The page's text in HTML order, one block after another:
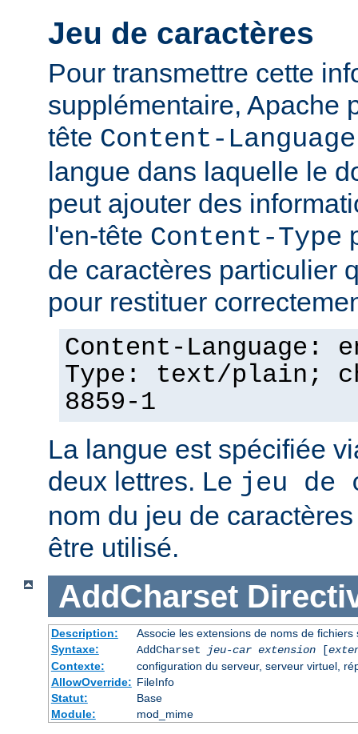
Jeu de caractères
Pour transmettre cette
supplémentaire, Apache
tête Content-Language
langue dans laquelle le
peut ajouter des
l'en-tête Content-Type
de caractères particulier
pour restituer
Content-Language:
Type: text/plain;
8859-1
La langue est spécifiée
deux lettres. Le jeu de
nom du jeu de
être utilisé.
AddCharset
Description:
Associe les extensions de noms de
Syntaxe:
AddCharset jeu-car extension[
Contexte:
configuration du serveur, serveur virtuel,
AllowOverride: FileInfo
Statut:
Base
Module:
mod_mime